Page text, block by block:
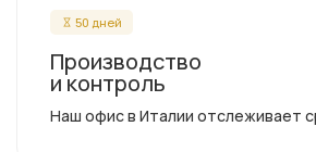
50 дней
Производство
и контроль
Наш офис в Италии отслеживает